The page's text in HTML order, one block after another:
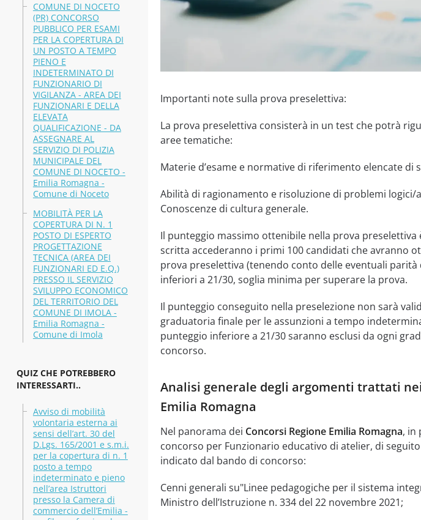
COMUNE DI NOCETO
(PR) CONCORSO
PUBBLICO PER ESAMI
PER LA COPERTURA DI
UN POSTO A TEMPO
PIENO E
INDETERMINATO DI
FUNZIONARIO DI
VIGILANZA - AREA DEI
FUNZIONARI E DELLA
ELEVATA
QUALIFICAZIONE - DA
ASSEGNARE AL
SERVIZIO DI POLIZIA
MUNICIPALE DEL
COMUNE DI NOCETO -
Emilia Romagna -
Comune di Noceto
MOBILITÀ PER LA
COPERTURA DI N. 1
POSTO DI ESPERTO
PROGETTAZIONE
TECNICA (AREA DEI
FUNZIONARI ED E.Q.)
PRESSO IL SERVIZIO
SVILUPPO ECONOMICO
DEL TERRITORIO DEL
COMUNE DI IMOLA -
Emilia Romagna -
Comune di Imola
QUIZ CHE POTREBBERO
INTERESSARTI..
Avviso di mobilità
volontaria esterna ai
sensi dell’art. 30 del
D.Lgs. 165/2001 e s.m.i.
per la copertura di n. 1
posto a tempo
indeterminato e pieno
nell’area Istruttori
presso la Camera di
commercio dell’Emilia -
Importanti note sulla prova preselettiva:
La prova preselettiva consisterà in un test che potrà
aree tematiche:
Materie d’esame e normative di riferimento elencate di
Abilità di ragionamento e risoluzione di problemi
Conoscenze di cultura generale.
Il punteggio massimo ottenibile nella prova preselettiva
scritta accederanno i primi 100 candidati che avranno
prova preselettiva (tenendo conto delle eventuali
inferiori a 21/30, soglia minima per superare la prova.
Il punteggio conseguito nella preselezione non sarà
graduatoria finale per le assunzioni a tempo
punteggio inferiore a 21/30 saranno esclusi da ogni
concorso.
Analisi generale degli argomenti trattati
Emilia Romagna
Nel panorama dei Concorsi Regione Emilia Romagna, in
concorso per Funzionario educativo di atelier, di
indicato dal bando di concorso:
Cenni generali su"Linee pedagogiche per il sistema
Ministro dell’Istruzione n. 334 del 22 novembre 2021;